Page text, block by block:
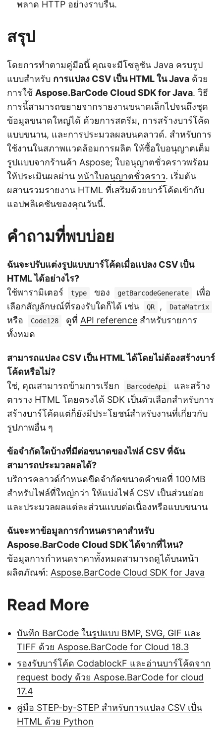
พลาด HTTP อย่างราบรื่น.
สรุป
โดยการทำตามคู่มือนี้ คุณจะมีโซลูชัน Java ครบรูป
แบบสำหรับ การแปลง CSV เป็น HTML ใน Java ด้วย
การใช้ Aspose.BarCode Cloud SDK for Java. วิธี
การนี้สามารถขยายจากรายงานขนาดเล็กไปจนถึงชุด
ข้อมูลขนาดใหญ่ได้ ด้วยการสตรีม, การสร้างบาร์โค้ด
แบบขนาน, และการประมวลผลบนคลาวด์. สำหรับการ
ใช้งานในสภาพแวดล้อมการผลิต ให้ซื้อใบอนุญาตเต็ม
รูปแบบจากร้านค้า Aspose; ใบอนุญาตชั่วคราวพร้อม
ให้ประเมินผลผ่าน หน้าใบอนุญาตชั่วคราว. เริ่มต้น
ผสานรวมรายงาน HTML ที่เสริมด้วยบาร์โค้ดเข้ากับ
แอปพลิเคชันของคุณวันนี้.
คำถามที่พบบ่อย
ฉันจะปรับแต่งรูปแบบบาร์โค้ดเมื่อแปลง CSV เป็น
HTML ได้อย่างไร?
ใช้พารามิเตอร์
type ของ getBarcodeGenerate
เพื่อ
เลือกสัญลักษณ์ที่รองรับใดก็ได้ เช่น
QR , DataMatrix
หรือ Code128 ดูที่ API reference สำหรับรายการ
ทั้งหมด
สามารถแปลง CSV เป็น HTML ได้โดยไม่ต้องสร้างบาร์
โค้ดหรือไม่?
ใช่, คุณสามารถข้ามการเรียก
BarcodeApi
และสร้าง
ตาราง HTML โดยตรงได้ SDK เป็นตัวเลือกสำหรับการ
สร้างบาร์โค้ดแต่ก็ยังมีประโยชน์สำหรับงานที่เกี่ยวกับ
รูปภาพอื่น ๆ
ข้อจำกัดใดบ้างที่มีต่อขนาดของไฟล์ CSV ที่ฉัน
สามารถประมวลผลได้?
บริการคลาวด์กำหนดขีดจำกัดขนาดคำขอที่ 100 MB
สำหรับไฟล์ที่ใหญ่กว่า ให้แบ่งไฟล์ CSV เป็นส่วนย่อย
และประมวลผลแต่ละส่วนแบบต่อเนื่องหรือแบบขนาน
ฉันจะหาข้อมูลการกำหนดราคาสำหรับ
Aspose.BarCode Cloud SDK ได้จากที่ไหน?
ข้อมูลการกำหนดราคาทั้งหมดสามารถดูได้บนหน้า
ผลิตภัณฑ์: Aspose.BarCode Cloud SDK for Java
Read More
บันทึก BarCode ในรูปแบบ BMP, SVG, GIF และ
TIFF ด้วย Aspose.BarCode for Cloud 18.3
รองรับบาร์โค้ด CodablockF และอ่านบาร์โค้ดจาก
request body ด้วย Aspose.BarCode for cloud
17.4
คู่มือ STEP-by-STEP สำหรับการแปลง CSV เป็น
HTML ด้วย Python